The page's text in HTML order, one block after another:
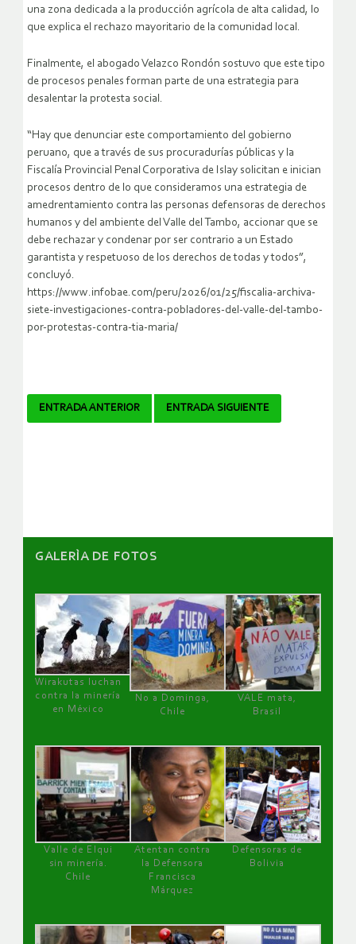
una zona dedicada a la producción agrícola de alta calidad, lo
que explica el rechazo mayoritario de la comunidad local.
Finalmente, el abogado Velazco Rondón sostuvo que este tipo
de procesos penales forman parte de una estrategia para
desalentar la protesta social.
“Hay que denunciar este comportamiento del gobierno
peruano, que a través de sus procuradurías públicas y la
Fiscalía Provincial Penal Corporativa de Islay solicitan e inician
procesos dentro de lo que consideramos una estrategia de
amedrentamiento contra las personas defensoras de derechos
humanos y del ambiente del Valle del Tambo, accionar que se
debe rechazar y condenar por ser contrario a un Estado
garantista y respetuoso de los derechos de todas y todos”,
concluyó.
https://www.infobae.com/peru/2026/01/25/fiscalia-archiva-
siete-investigaciones-contra-pobladores-del-valle-del-tambo-
por-protestas-contra-tia-maria/
Navegador
ENTRADA ANTERIOR ENTRADA SIGUIENTE
GALERÌA DE FOTOS
Wirakutas luchan
contra la minería
en México
No a Dominga,
Chile
VALE mata,
Brasil
Valle de Elqui
sin minería.
Chile
Atentan contra
la Defensora
Francisca
Márquez
Defensoras de
Bolivia